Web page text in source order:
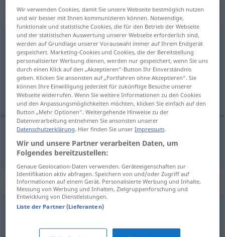
„unbegründet“
unbegründet [ˈʊ-]
Übersicht aller Übersetzungen
(Für mehr Details die Übersetzung anklicken/antippen)
ongegrond, ongemotiveerd
ongegrond, ongemotiveerd unbegründet
Synonyme für "unbegründet"
Wir verwenden Cookies, damit Sie unsere Webseite bestmöglich nutzen
und wir besser mit Ihnen kommunizieren können. Notwendige,
funktionale und statistische Cookies, die für den Betrieb der Webseite
und der statistischen Auswertung unserer Webseite erforderlich sind,
werden auf Grundlage unserer Vorauswahl immer auf Ihrem Endgerät
gespeichert. Marketing-Cookies und Cookies, die der Bereitstellung
personalisierter Werbung dienen, werden nur gespeichert, wenn Sie uns
durch einen Klick auf den „Akzeptieren“-Button Ihr Einverständnis
geben. Klicken Sie ansonsten auf „Fortfahren ohne Akzeptieren“. Sie
können Ihre Einwilligung jederzeit für zukünftige Besuche unserer
Webseite widerrufen. Wenn Sie weitere Informationen zu den Cookies
und den Anpassungsmöglichkeiten möchten, klicken Sie einfach auf den
Button „Mehr Optionen“. Weitergehende Hinweise zu der
Datenverarbeitung entnehmen Sie ansonsten unserer
Datenschutzerklärung. Hier finden Sie unserImpressum.
Wir und unsere Partner verarbeiten Daten, um
Folgendes bereitzustellen:
Genaue Geolocation-Daten verwenden. Geräteeigenschaften zur
Identifikation aktiv abfragen. Speichern von und/oder Zugriff auf
Informationen auf einem Gerät. Personalisierte Werbung und Inhalte,
Messung von Werbung und Inhalten, Zielgruppenforschung und
Entwicklung von Dienstleistungen.
Liste der Partner (Lieferanten)